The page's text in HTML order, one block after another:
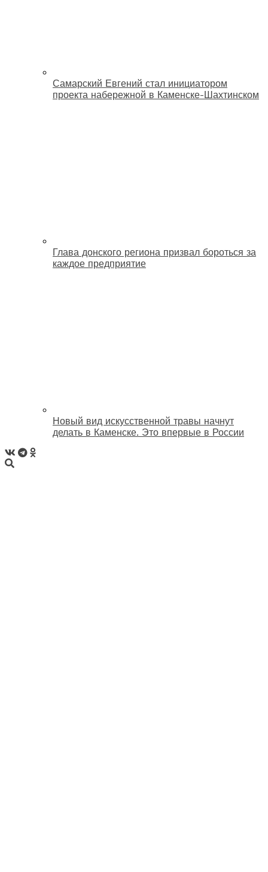
Самарский Евгений стал инициатором
проекта набережной в Каменске-Шахтинском
Глава донского региона призвал бороться за
каждое предприятие
Новый вид искусственной травы начнут
делать в Каменске. Это впервые в России